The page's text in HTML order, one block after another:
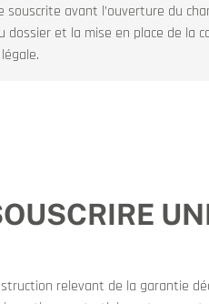
avant l’ouverture du
et la mise en place de la
relevant de la garantie